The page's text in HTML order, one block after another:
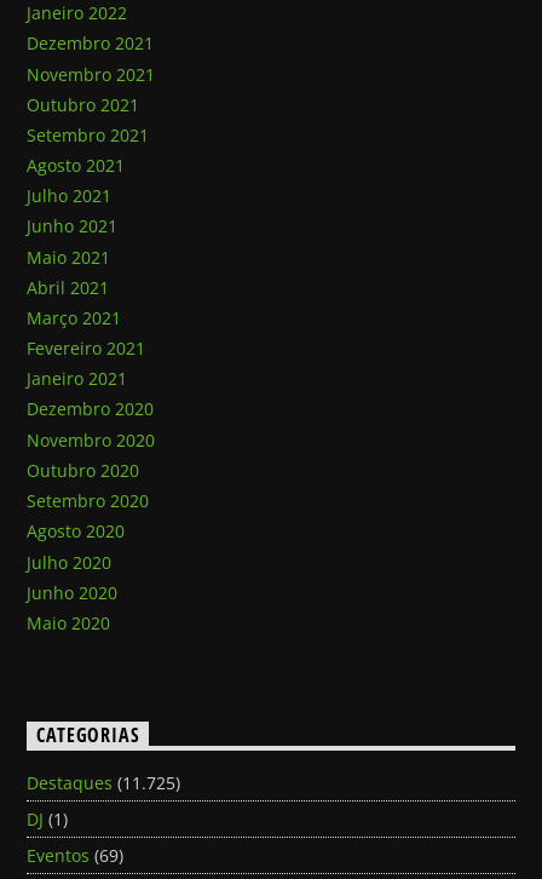
Janeiro 2022
Dezembro 2021
Novembro 2021
Outubro 2021
Setembro 2021
Agosto 2021
Julho 2021
Junho 2021
Maio 2021
Abril 2021
Março 2021
Fevereiro 2021
Janeiro 2021
Dezembro 2020
Novembro 2020
Outubro 2020
Setembro 2020
Agosto 2020
Julho 2020
Junho 2020
Maio 2020
CATEGORIAS
Destaques (11.725)
DJ (1)
Eventos (69)